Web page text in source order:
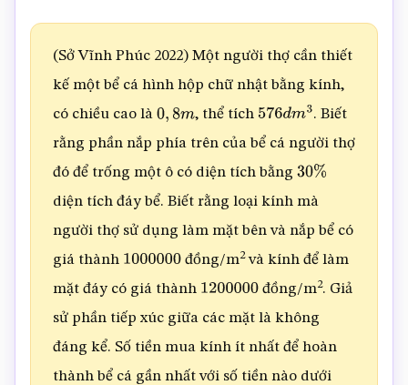
(Sở Vĩnh Phúc 2022) Một người thợ cần thiết
kế một bể cá hình hộp chữ nhật bằng kính,
có chiều cao là 0,8m , thể tích 576dm3 . Biết
rằng phần nắp phía trên của bể cá người thợ
đó để trống một ô có diện tích bằng 30%
diện tích đáy bể. Biết rằng loại kính mà
người thợ sử dụng làm mặt bên và nắp bể có
giá thành 1000000 đồng/m2và kính để làm
mặt đáy có giá thành 1200000 đồng/m2. Giả
sử phần tiếp xúc giữa các mặt là không
đáng kể. Số tiền mua kính ít nhất để hoàn
thành bể cá gần nhất với số tiền nào dưới